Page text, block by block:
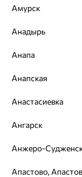
Наименование
Характеристика
ВИД КАМНЯ
Гарантия и
Амурск
Анадырь
Анапа
Анапская
Анастасиевка
Ангарск
Анжеро-